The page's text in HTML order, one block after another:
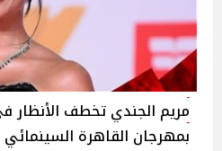
مريم الجندي تخطف الأنظار
بمهرجان القاهرة